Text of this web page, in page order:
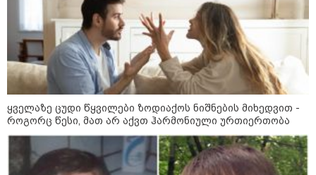
ჩაკეტილი „პოლიტიკური
სამკუთხედი“ - კულუარული
თამაშები, რომლებიც დიდი
სისხლის ფასად ჯდება
„ოქტომბრისთვის საქართველოს
არჩევანის გაკეთება მოუწევს...
„ორ სკამზე ჯდომის“
შესაძლებლობა შეიძლება
დასრულდეს“ - მირიან
მირიანაშვილის ანალიზი
ყველაზე ცუდი წყვილები ზოდიაქოს ნიშნების მიხედვით -
როგორც წესი, მათ არ აქვთ ჰარმონიული ურთიერთობა